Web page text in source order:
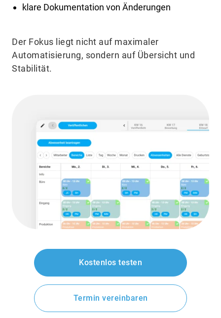
klare Dokumentation von Änderungen
Der Fokus liegt nicht auf maximaler
Automatisierung, sondern auf Übersicht und
Stabilität.
Kostenlos testen
Termin vereinbaren